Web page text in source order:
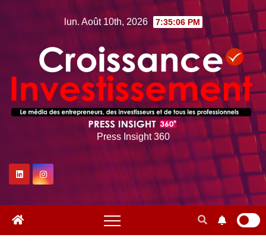
lun. Août 10th, 2026 7:35:06 PM
Press Insight 360